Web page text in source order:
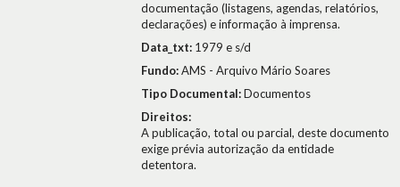
documentação (listagens, agendas, relatórios,
declarações) e informação à imprensa.
Data_txt: 1979 e s/d
Fundo:AMS - Arquivo Mário Soares
Tipo Documental:Documentos
Direitos:
A publicação, total ou parcial, deste documento
exige prévia autorização da entidade
detentora.